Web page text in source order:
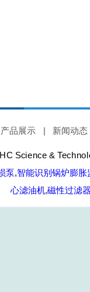
产品展示 | 新闻动态
Science &
泵,智能识别锅炉膨胀
心滤油机,磁性过滤